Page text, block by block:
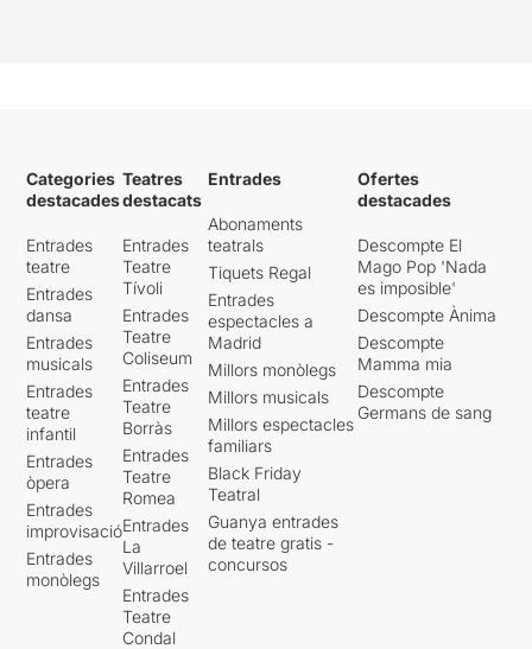
Categories
destacades
Entrades
teatre
Entrades
dansa
Entrades
musicals
Entrades
teatre
infantil
Entrades
òpera
Entrades
improvisació
Entrades
monòlegs
Teatres
destacats
Entrades
Teatre
Tívoli
Entrades
Teatre
Coliseum
Entrades
Teatre
Borràs
Entrades
Teatre
Romea
Entrades
La
Villarroel
Entrades
Teatre
Condal
Entrades
Abonaments
teatrals
Tiquets Regal
Entrades
espectacles a
Madrid
Millors monòlegs
Millors musicals
Millors espectacles
familiars
Black Friday
Teatral
Guanya entrades
de teatre gratis -
concursos
Ofertes
destacades
Descompte El
Mago Pop 'Nada
es imposible'
Descompte Ànima
Descompte
Mamma mia
Descompte
Germans de sang